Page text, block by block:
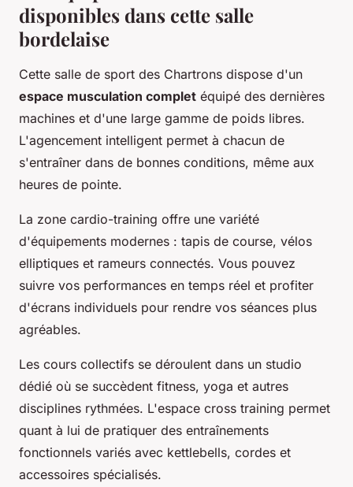
disponibles dans cette salle
bordelaise
Cette salle de sport des Chartrons dispose d'un
espace musculation complet équipé des dernières
machines et d'une large gamme de poids libres.
L'agencement intelligent permet à chacun de
s'entraîner dans de bonnes conditions, même aux
heures de pointe.
La zone cardio-training offre une variété
d'équipements modernes : tapis de course, vélos
elliptiques et rameurs connectés. Vous pouvez
suivre vos performances en temps réel et profiter
d'écrans individuels pour rendre vos séances plus
agréables.
Les cours collectifs se déroulent dans un studio
dédié où se succèdent fitness, yoga et autres
disciplines rythmées. L'espace cross training permet
quant à lui de pratiquer des entraînements
fonctionnels variés avec kettlebells, cordes et
accessoires spécialisés.